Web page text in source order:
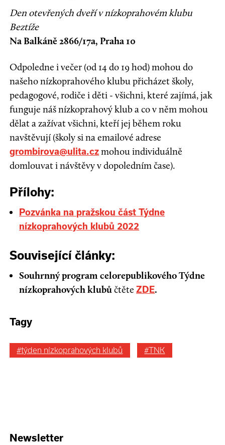
Den otevřených dveří v nízkoprahovém klubu
Beztíže
Na Balkáně 2866/17a, Praha 10
Odpoledne i večer (od 14 do 19 hod) mohou do
našeho nízkoprahového klubu přicházet školy,
pedagogové, rodiče i děti - všichni, které zajímá, jak
funguje náš nízkoprahový klub a co v něm mohou
dělat a zažívat všichni, kteří jej během roku
navštěvují (školy si na emailové adrese
grombirova@ulita.cz mohou individuálně
domlouvat i návštěvy v dopoledním čase).
Přílohy:
Pozvánka na pražskou část Týdne
nízkoprahových klubů 2022
Související články:
Souhrnný program celorepublikového Týdne
nízkoprahových klubůčtěteZDE.
Tagy
#týden nízkoprahových klubů #TNK
Newsletter